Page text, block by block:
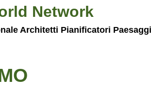
Architetti Pianificatori